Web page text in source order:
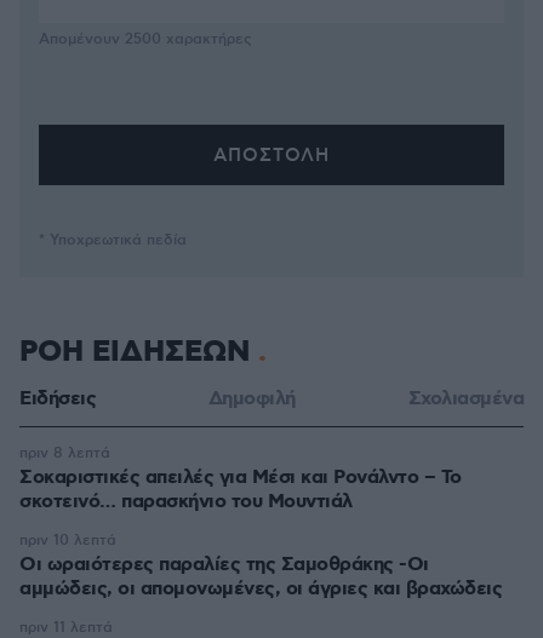
Απομένουν 2500 χαρακτήρες
* Υποχρεωτικά πεδία
ΡΟΗ ΕΙΔΗΣΕΩΝ
Ειδήσεις Δημοφιλή Σχολιασμένα
Σοκαριστικές απειλές για Μέσι και Ρονάλντο – Το
σκοτεινό… παρασκήνιο του Μουντιάλ
πριν 8 λεπτά
Οι ωραιότερες παραλίες της Σαμοθράκης -Οι
αμμώδεις, οι απομονωμένες, οι άγριες και βραχώδεις
πριν 10 λεπτά
πριν 11 λεπτά